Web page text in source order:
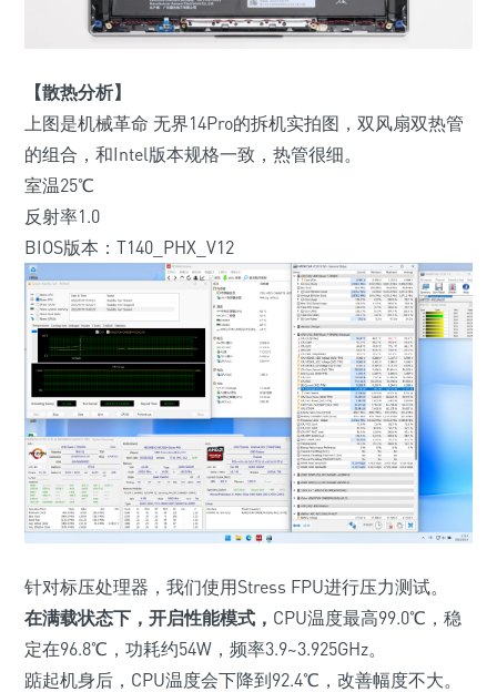
【散热分析】
上图是机械革命 无界14Pro的拆机实拍图，双风扇双热管
的组合，和Intel版本规格一致，热管很细。
室温25℃
反射率1.0
BIOS版本：T140_PHX_V12
针对标压处理器，我们使用Stress FPU进行压力测试。
在满载状态下，开启性能模式 ， CPU温度最高99.0℃，稳
定在96.8℃，功耗约54W，频率3.9~3.925GHz。
踮起机身后，CPU温度会下降到92.4℃，改善幅度不大。